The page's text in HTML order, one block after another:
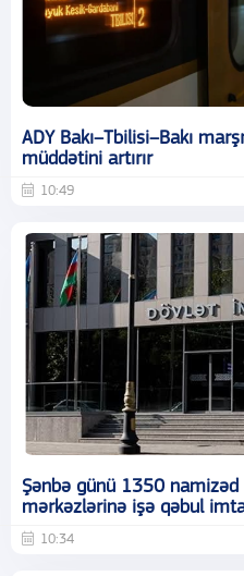
ADY Bakı–Tbilisi–Bakı
müddətini artırır
10:49
Şənbə günü 1350
mərkəzlərinə işə qəbul
10:34